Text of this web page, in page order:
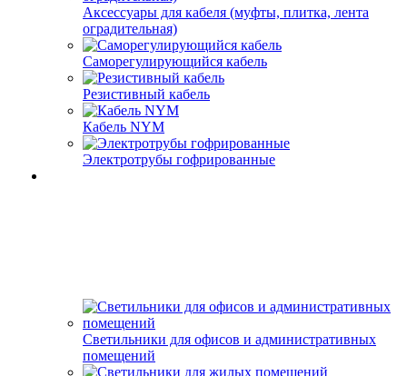
Аксессуары для кабеля (муфты, плитка, лента
оградительная)
Саморегулирующийся кабель
Резистивный кабель
Кабель NYM
Электротрубы гофрированные
Светильники для офисов и административных
помещений